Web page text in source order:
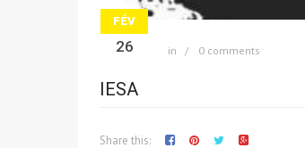
FÉV
26 in 0 comments
IESA
Share this: